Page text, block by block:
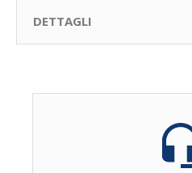
DETTAGLI